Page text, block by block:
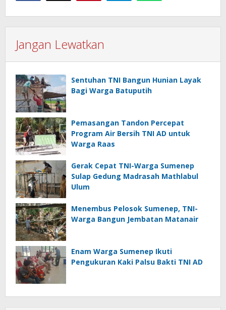
Jangan Lewatkan
Sentuhan TNI Bangun Hunian Layak
Bagi Warga Batuputih
Pemasangan Tandon Percepat
Program Air Bersih TNI AD untuk
Warga Raas
Gerak Cepat TNI-Warga Sumenep
Sulap Gedung Madrasah Mathlabul
Ulum
Menembus Pelosok Sumenep, TNI-
Warga Bangun Jembatan Matanair
Enam Warga Sumenep Ikuti
Pengukuran Kaki Palsu Bakti TNI AD